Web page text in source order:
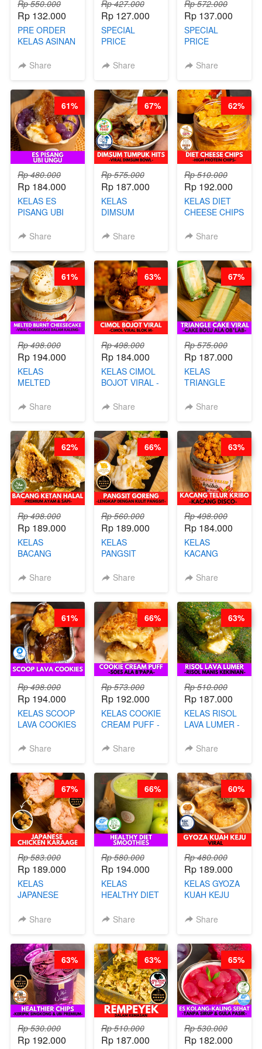
Rp 550.000
Rp 132.000
PRE ORDER
KELAS ASINAN
BY CHEF DITA
Share
Rp 427.000
Rp 127.000
SPECIAL
PRICE
KELAS KOPI &
BARISTA
ARISUDANA
(TANGGAL 04
AGS HARGA
NAIK! )
Share
Rp 572.000
Rp 137.000
SPECIAL
PRICE
KELAS CAKWE
DITA
(TANGGAL 04
AGS HARGA
NAIK! )
Share
Rp 480.000
Rp 184.000
KELAS ES
PISANG UBI
CHEF DITA
Share
61%
Rp 575.000
Rp 187.000
KELAS
DIMSUM
- VIRAL
STEPHANIE
Share
67%
Rp 510.000
Rp 192.000
KELAS DIET
CHEESE CHIPS
PROTEIN
Share
62%
Rp 498.000
Rp 194.000
KELAS
MELTED
CHEESECAKE -
DALAM
KALENG-BY
CHEF DITA
Share
61%
Rp 498.000
Rp 184.000
KELAS CIMOL
BOJOT VIRAL -
BLOK M -BY
JUNI)
Share
63%
Rp 575.000
Rp 187.000
KELAS
TRIANGLE
CAKE BOLU
Share
67%
Rp 498.000
Rp 189.000
KELAS
BACANG
PREMIUM
Share
62%
Rp 560.000
Rp 189.000
KELAS
PANGSIT
LENGKAP
PANGSIT -BY
CHEF DITA
Share
66%
Rp 498.000
Rp 184.000
KELAS
KACANG
KACANG
Share
63%
Rp 498.000
Rp 194.000
KELAS SCOOP
LAVA COOKIES
Share
61%
Rp 573.000
Rp 192.000
KELAS COOKIE
CREAM PUFF -
B’PAPA-BY
Share
66%
Rp 510.000
Rp 187.000
KELAS RISOL
LAVA LUMER -
KEKINIAN-BY
Share
63%
Rp 583.000
Rp 189.000
KELAS
JAPANESE
KARAAGE - BY
Share
67%
Rp 580.000
Rp 194.000
KELAS
HEALTHY DIET
BY BARISTA
Share
66%
Rp 480.000
Rp 189.000
KELAS GYOZA
KUAH KEJU
CHEF DITA
Share
60%
Rp 530.000
Rp 192.000
63%
Rp 510.000
Rp 187.000
63%
Rp 530.000
Rp 182.000
65%